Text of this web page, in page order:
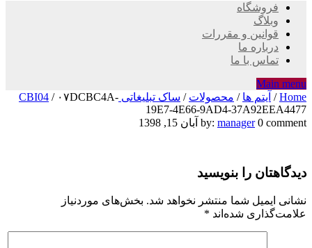
فروشگاه
وبلاگ
قوانین و مقررات
درباره ما
تماس با ما
Main menu
Home
/ آیتم ها / محصولات / ساک تبلیغاتی CBI04 / ۰۷DCBC4A-
19E7-4E66-9AD4-37A92EEA4477
۰۷DCBC4A-
4E66-
9AD4-
37A92EEA4477
by: manager 0 comment آبان 15, 1398
دیدگاهتان را بنویسید
نشانی ایمیل شما منتشر نخواهد شد. بخش‌های موردنیاز
علامت‌گذاری شده‌اند *